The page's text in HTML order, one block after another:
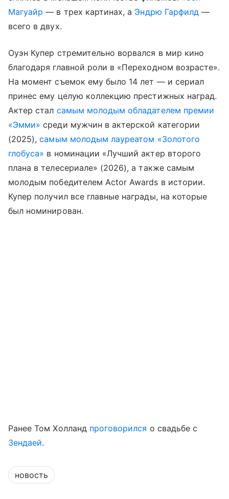
Магуайр — в трех картинах, а Эндрю Гарфилд —
всего в двух.
Оуэн Купер стремительно ворвался в мир кино
благодаря главной роли в «Переходном возрасте».
На момент съемок ему было 14 лет — и сериал
принес ему целую коллекцию престижных наград.
Актер стал самым молодым обладателем премии
«Эмми» среди мужчин в актерской категории
(2025),самым молодым лауреатом «Золотого
глобуса» в номинации «Лучший актер второго
плана в телесериале» (2026), а также самым
молодым победителем Actor Awards в истории.
Купер получил все главные награды, на которые
был номинирован.
Ранее Том Холланд проговорился о свадьбе с
Зендаей.
новость